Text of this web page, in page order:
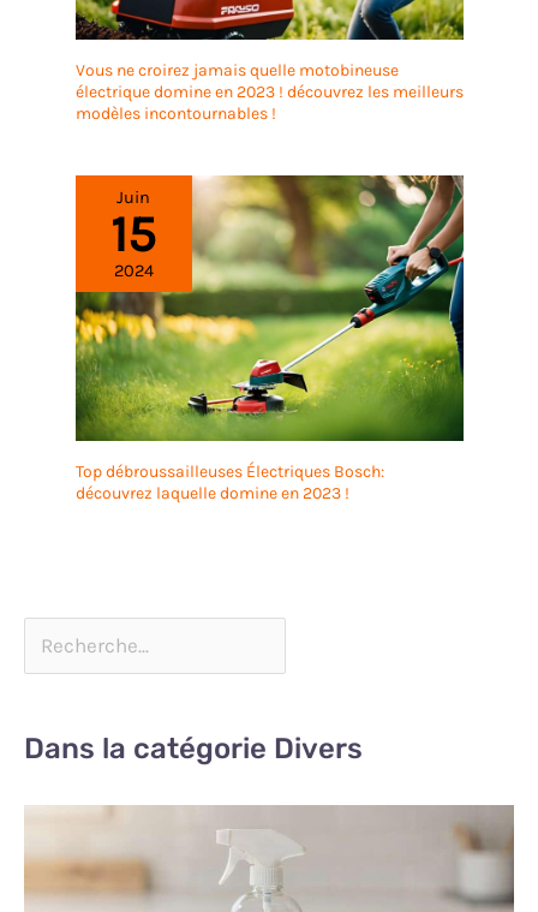
Vous ne croirez jamais quelle motobineuse
électrique domine en 2023 ! découvrez les meilleurs
modèles incontournables !
Juin
15
2024
Top débroussailleuses Électriques Bosch:
découvrez laquelle domine en 2023 !
Dans la catégorie Divers